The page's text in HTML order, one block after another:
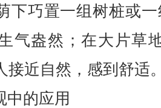
下巧置一组树桩或
气盎然；在大片草
接近自然，感到舒适
中的应用